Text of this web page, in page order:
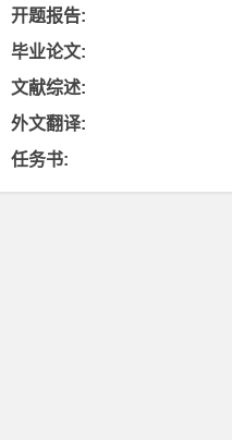
开题报告:
毕业论文:
文献综述:
外文翻译:
任务书: